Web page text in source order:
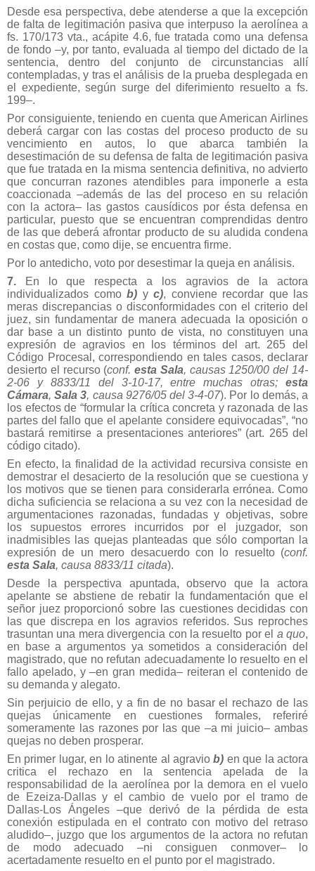
Desde esa perspectiva, debe atenderse a que la excepción
de falta de legitimación pasiva que interpuso la aerolínea a
fs. 170/173 vta., acápite 4.6, fue tratada como una defensa
de fondo –y, por tanto, evaluada al tiempo del dictado de la
sentencia, dentro del conjunto de circunstancias allí
contempladas, y tras el análisis de la prueba desplegada en
el expediente, según surge del diferimiento resuelto a fs.
199–.
Por consiguiente, teniendo en cuenta que American Airlines
deberá cargar con las costas del proceso producto de su
vencimiento en autos, lo que abarca también la
desestimación de su defensa de falta de legitimación pasiva
que fue tratada en la misma sentencia definitiva, no advierto
que concurran razones atendibles para imponerle a esta
coaccionada –además de las del proceso en su relación
con la actora– las gastos causídicos por ésta defensa en
particular, puesto que se encuentran comprendidas dentro
de las que deberá afrontar producto de su aludida condena
en costas que, como dije, se encuentra firme.
Por lo antedicho, voto por desestimar la queja en análisis.
7.
En lo que respecta a los agravios de la actora
individualizados como b) y c), conviene recordar que las
meras discrepancias o disconformidades con el criterio del
juez, sin fundamentar de manera adecuada la oposición o
dar base a un distinto punto de vista, no constituyen una
expresión de agravios en los términos del art. 265 del
Código Procesal, correspondiendo en tales casos, declarar
desierto el recurso (conf.esta Sala, causas 1250/00 del 14-
2-06 y 8833/11 del 3-10-17, entre muchas otras; esta
Cámara,Sala 3, causa 9276/05 del 3-4-07). Por lo demás, a
los efectos de “formular la crítica concreta y razonada de las
partes del fallo que el apelante considere equivocadas”, “no
bastará remitirse a presentaciones anteriores” (art. 265 del
código citado).
En efecto, la finalidad de la actividad recursiva consiste en
demostrar el desacierto de la resolución que se cuestiona y
los motivos que se tienen para considerarla errónea. Como
dicha suficiencia se relaciona a su vez con la necesidad de
argumentaciones razonadas, fundadas y objetivas, sobre
los supuestos errores incurridos por el juzgador, son
inadmisibles las quejas planteadas que sólo comportan la
expresión de un mero desacuerdo con lo resuelto (conf.
esta Sala, causa 8833/11 citada).
Desde la perspectiva apuntada, observo que la actora
apelante se abstiene de rebatir la fundamentación que el
señor juez proporcionó sobre las cuestiones decididas con
las que discrepa en los agravios referidos. Sus reproches
trasuntan una mera divergencia con la resuelto por el a quo,
en base a argumentos ya sometidos a consideración del
magistrado, que no refutan adecuadamente lo resuelto en el
fallo apelado, y –en gran medida– reiteran el contenido de
su demanda y alegato.
Sin perjuicio de ello, y a fin de no basar el rechazo de las
quejas únicamente en cuestiones formales, referiré
someramente las razones por las que –a mi juicio– ambas
quejas no deben prosperar.
En primer lugar, en lo atinente al agraviob) en que la actora
critica el rechazo en la sentencia apelada de la
responsabilidad de la aerolínea por la demora en el vuelo
de Ezeiza-Dallas y el cambio de vuelo por el tramo de
Dallas-Los Ángeles –que derivó de la pérdida de esta
conexión estipulada en el contrato con motivo del retraso
aludido–, juzgo que los argumentos de la actora no refutan
de modo adecuado –ni consiguen conmover– lo
acertadamente resuelto en el punto por el magistrado.